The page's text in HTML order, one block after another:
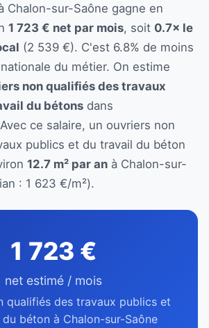
Chalon-sur-Saône gagne en
1 723 € net par mois, soit 0.7× le
(2 539 €). C'est 6.8% de moins
du métier. On estime
non qualifiés des travaux
du bétons dans
ce salaire, un ouvriers non
publics et du travail du béton
12.7 m² par an à Chalon-sur-
: 1 623 €/m²).
1 723 €
net estimé / mois
qualifiés des travaux publics et
béton à Chalon-sur-Saône